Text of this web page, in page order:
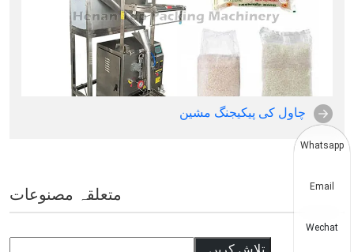
چاول کی پیکیجنگ مشین
متعلقہ مصنوعات
Whatsapp
Email
Wechat